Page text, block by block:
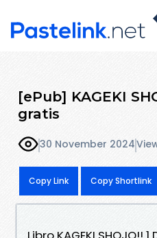
[ePub] KAGEKI
gratis
30 November 2024
Copy Link Copy Shortlink